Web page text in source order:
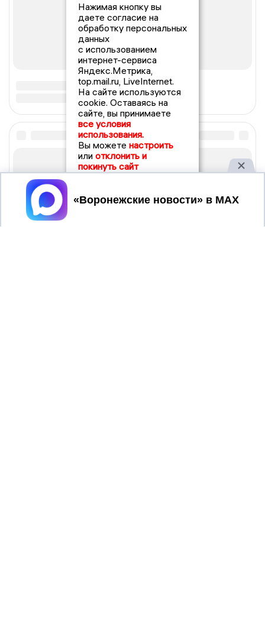
Нажимая кнопку вы
даете согласие на
обработку персональных
данных
с использованием
интернет-сервиса
Яндекс.Метрика,
top.mail.ru, LiveInternet.
На сайте используются
cookie. Оставаясь на
сайте, вы принимаете
все условия
использования.
Вы можете настроить
или отклонить и
покинуть сайт
Принять